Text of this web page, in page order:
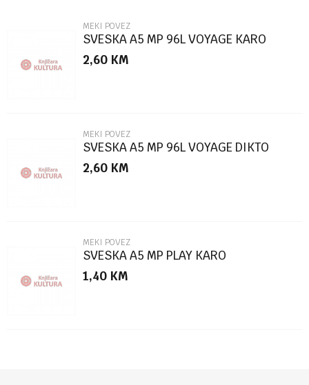
Poruka
POŠALJI
MEKI POVEZ
SVESKA A5 MP 96L VOYAGE KARO
2,60 KM
MEKI POVEZ
SVESKA A5 MP 96L VOYAGE DIKTO
2,60 KM
MEKI POVEZ
SVESKA A5 MP PLAY KARO
1,40 KM